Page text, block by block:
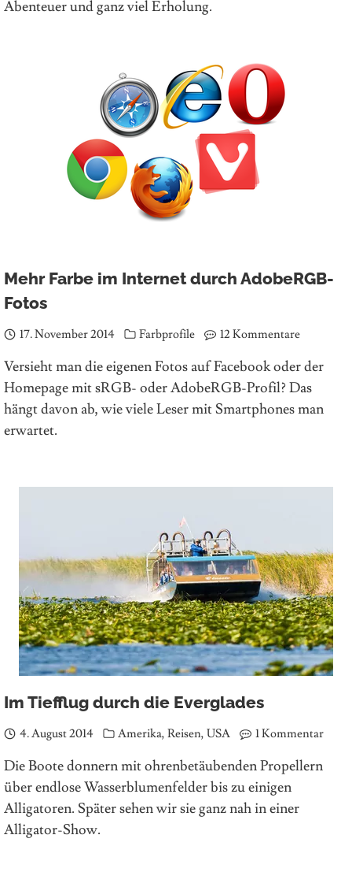
Abenteuer und ganz viel Erholung.
Mehr Farbe im Internet durch AdobeRGB-
Fotos
17. November 2014 Farbprofile 12 Kommentare
Versieht man die eigenen Fotos auf Facebook oder der
Homepage mit sRGB- oder AdobeRGB-Profil? Das
hängt davon ab, wie viele Leser mit Smartphones man
erwartet.
Im Tiefflug durch die Everglades
4. August 2014 Amerika, Reisen, USA 1 Kommentar
Die Boote donnern mit ohrenbetäubenden Propellern
über endlose Wasserblumenfelder bis zu einigen
Alligatoren. Später sehen wir sie ganz nah in einer
Alligator-Show.